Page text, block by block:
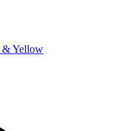
& Yellow